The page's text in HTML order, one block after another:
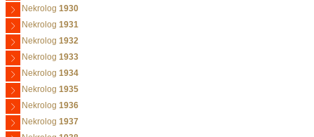
Nekrolog 1930
Nekrolog 1931
Nekrolog 1932
Nekrolog 1933
Nekrolog 1934
Nekrolog 1935
Nekrolog 1936
Nekrolog 1937